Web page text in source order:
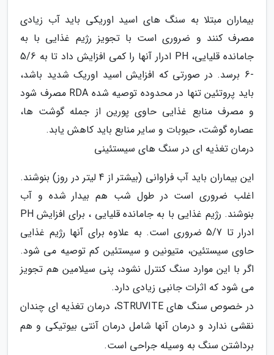
بیماران مبتلا به سنگ های اسید اوریکی باید آب زیادی
مصرف کنند و ضروری است با تجویز رژیم غذایی با به
جامانده قلیایی، PH ادرار آنها را کمی افزایش داد تا به 5/6
-6 برسد. در صورتی که افزایش اسید اوریک شدید باشد،
باید پروتئین تنها در محدوده توصیه شده RDA مصرف شود
و مصرف منابع غذایی حاوی پورین از جمله گوشت ها،
عصاره گوشت، حبوبات و سایر منابع باید کاهش یابد.
درمان تغذیه ای در سنگ های سیستئینی
این بیماران باید آب فراوانی (بیشتر از 4 لیتر در روز) بنوشند.
اغلب ضروری است در طول شب هم بیدار شده و آب
بنوشند. رژیم غذایی با به جامانده قلیایی ، برای افزایش PH
ادرار تا 5/7 ضروری است. به علاوه برای آنها رژیم غذایی
حاوی سیستئین، متیونین و سیستئین کم توصیه می شود.
اگر با این موارد سنگ کنترل نشود، پنی سیلامین هم تجویز
می شود که اثرات جانبی زیادی دارد.
در خصوص سنگ های STRUVITE، درمان تغذیه ای چندان
نقشی ندارد و درمان آنها شامل درمان آنتی بیوتیکی و هم
برداشتن سنگ به وسیله جراحی است.